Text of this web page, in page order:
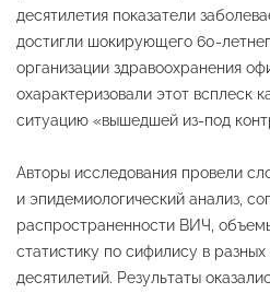
десятилетия показатели
достигли шокирующего 60-
организации здравоохранения
охарактеризовали этот всплеск
ситуацию «вышедшей из-под
Авторы исследования провели
и эпидемиологический анализ,
распространенности ВИЧ,
статистику по сифилису в разных
десятилетий. Результаты